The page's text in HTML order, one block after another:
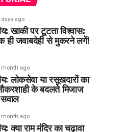
days ago
खाकी पर टूटता विश्वास:
ही जवाबदेही से मुकरने लगें!
month ago
लोकसेवा या रसूखदारों का
के बदलते मिजाज
month ago
क्या राम मंदिर का चढ़ावा